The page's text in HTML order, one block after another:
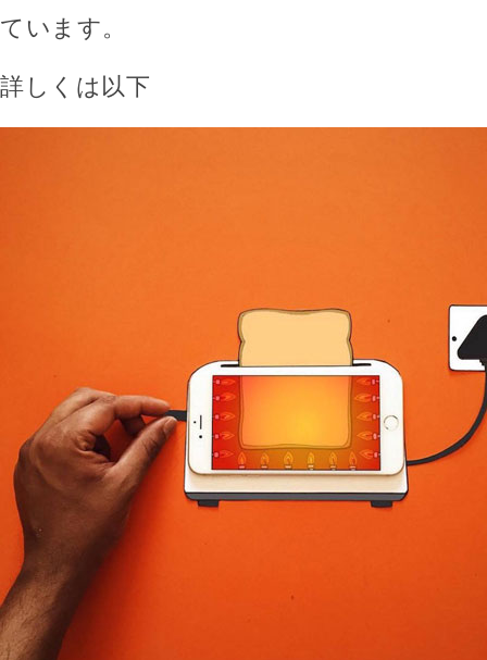
ています。
詳しくは以下